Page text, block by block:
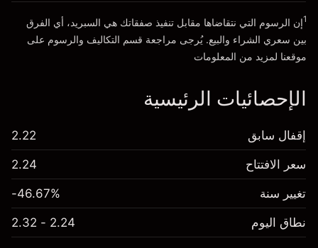
1إن الرسوم التي نتقاضاها مقابل تنفيذ صفقاتك هي السبريد، أي الفرق
بين سعري الشراء والبيع. يُرجى مراجعة قسم التكاليف والرسوم على
موقعنا لمزيد من المعلومات
الإحصائيات الرئيسية
إقفال سابق 2.22
سعر الافتتاح 2.24
تغيير سنة -46.67%
نطاق اليوم 2.24 - 2.32